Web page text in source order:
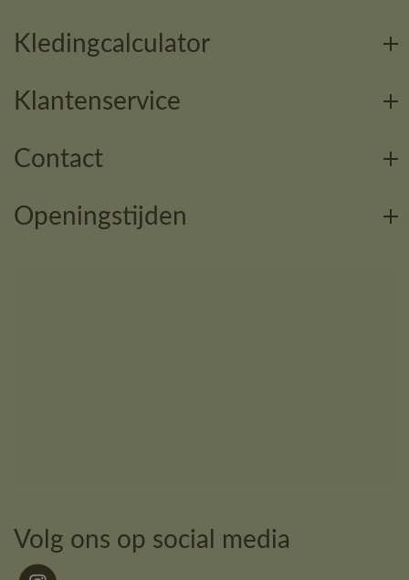
Kledingcalculator
Klantenservice
Contact
Openingstijden
Volg ons op social media